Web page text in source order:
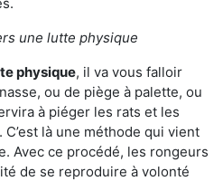
une lutte physique
physique, il va vous falloir
ou de piège à palette, ou
à piéger les rats et les
là une méthode qui vient
Avec ce procédé, les rongeurs
de se reproduire à volonté